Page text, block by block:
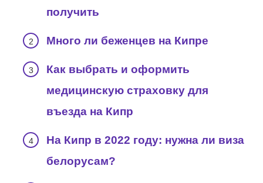
получить
Много ли беженцев на Кипре
Как выбрать и оформить
медицинскую страховку для
въезда на Кипр
На Кипр в 2022 году: нужна ли виза
белорусам?